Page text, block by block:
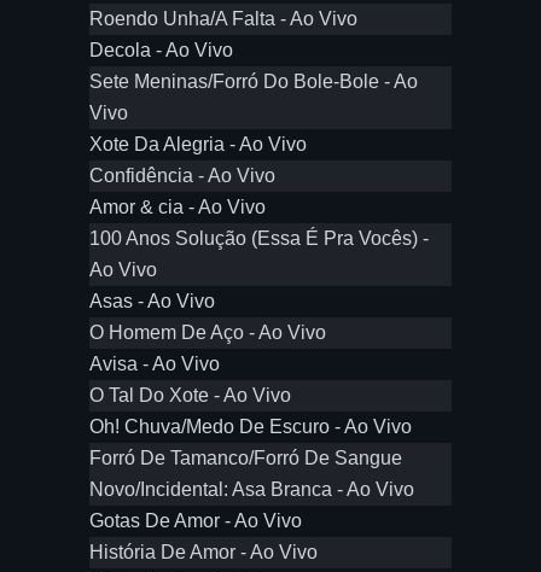
Roendo Unha/A Falta - Ao Vivo
Decola - Ao Vivo
Sete Meninas/Forró Do Bole-Bole - Ao
Vivo
Xote Da Alegria - Ao Vivo
Confidência - Ao Vivo
Amor & cia - Ao Vivo
100 Anos Solução (Essa É Pra Vocês) -
Ao Vivo
Asas - Ao Vivo
O Homem De Aço - Ao Vivo
Avisa - Ao Vivo
O Tal Do Xote - Ao Vivo
Oh! Chuva/Medo De Escuro - Ao Vivo
Forró De Tamanco/Forró De Sangue
Novo/Incidental: Asa Branca - Ao Vivo
Gotas De Amor - Ao Vivo
História De Amor - Ao Vivo